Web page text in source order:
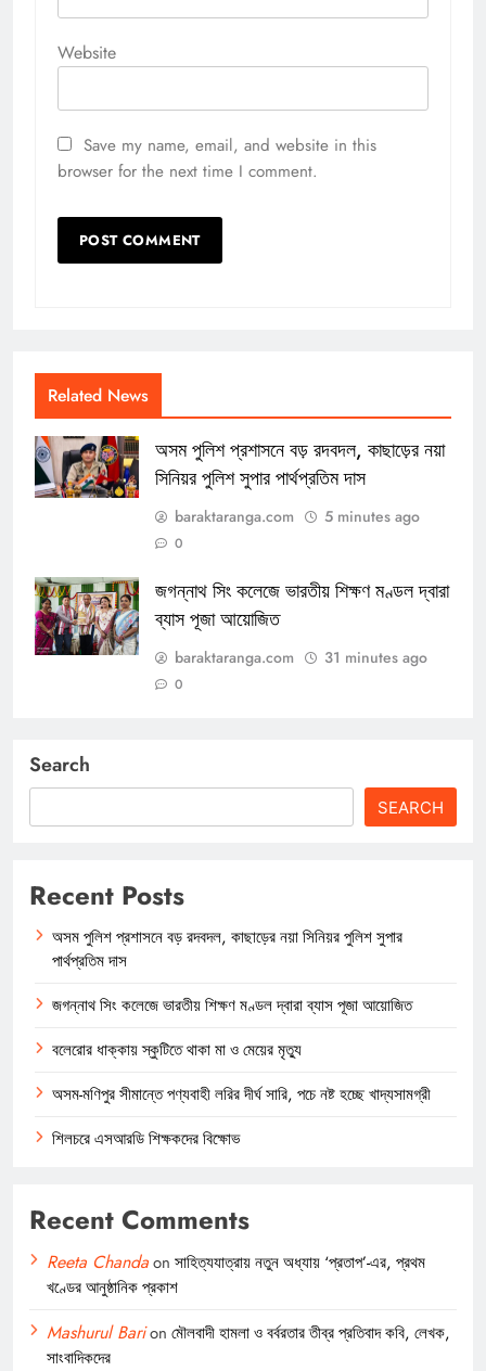
Website
Save my name, email, and website in this
browser for the next time I comment.
Related News
অসম পুলিশ প্রশাসনে বড় রদবদল, কাছাড়ের নয়া
সিনিয়র পুলিশ সুপার পার্থপ্রতিম দাস
baraktaranga.com 5 minutes ago
0
জগন্নাথ সিং কলেজে ভারতীয় শিক্ষণ মণ্ডল দ্বারা
ব্যাস পূজা আয়োজিত
baraktaranga.com 31 minutes ago
0
Search
SEARCH
Recent Posts
অসম পুলিশ প্রশাসনে বড় রদবদল, কাছাড়ের নয়া সিনিয়র পুলিশ সুপার
পার্থপ্রতিম দাস
জগন্নাথ সিং কলেজে ভারতীয় শিক্ষণ মণ্ডল দ্বারা ব্যাস পূজা আয়োজিত
বলেরোর ধাক্কায় স্কুটিতে থাকা মা ও মেয়ের মৃত্যু
অসম-মণিপুর সীমান্তে পণ্যবাহী লরির দীর্ঘ সারি, পচে নষ্ট হচ্ছে খাদ্যসামগ্রী
শিলচরে এসআরডি শিক্ষকদের বিক্ষোভ
Recent Comments
Reeta Chandaon সাহিত্যযাত্রায় নতুন অধ্যায় ‘প্রতাপ’-এর, প্রথম
খণ্ডের আনুষ্ঠানিক প্রকাশ
Mashurul Barion মৌলবাদী হামলা ও বর্বরতার তীব্র প্রতিবাদ কবি, লেখক,
সাংবাদিকদের